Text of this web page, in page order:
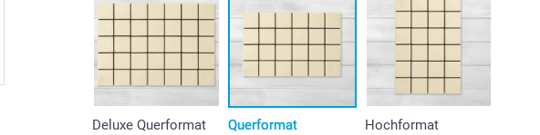
Deluxe Querformat Querformat Hochformat